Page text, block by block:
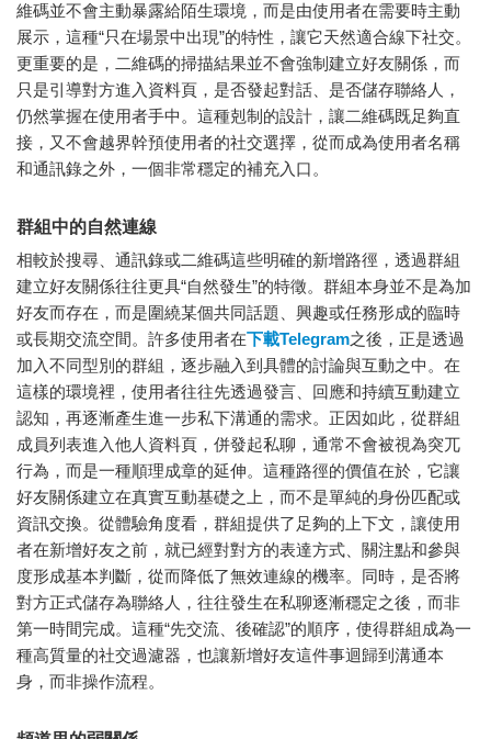
維碼並不會主動暴露給陌生環境，而是由使用者在需要時主動
展示，這種“只在場景中出現”的特性，讓它天然適合線下社交。
更重要的是，二維碼的掃描結果並不會強制建立好友關係，而
只是引導對方進入資料頁，是否發起對話、是否儲存聯絡人，
仍然掌握在使用者手中。這種剋制的設計，讓二維碼既足夠直
接，又不會越界幹預使用者的社交選擇，從而成為使用者名稱
和通訊錄之外，一個非常穩定的補充入口。
群組中的自然連線
相較於搜尋、通訊錄或二維碼這些明確的新增路徑，透過群組
建立好友關係往往更具“自然發生”的特徵。群組本身並不是為加
好友而存在，而是圍繞某個共同話題、興趣或任務形成的臨時
或長期交流空間。許多使用者在下載Telegram之後，正是透過
加入不同型別的群組，逐步融入到具體的討論與互動之中。在
這樣的環境裡，使用者往往先透過發言、回應和持續互動建立
認知，再逐漸產生進一步私下溝通的需求。正因如此，從群組
成員列表進入他人資料頁，併發起私聊，通常不會被視為突兀
行為，而是一種順理成章的延伸。這種路徑的價值在於，它讓
好友關係建立在真實互動基礎之上，而不是單純的身份匹配或
資訊交換。從體驗角度看，群組提供了足夠的上下文，讓使用
者在新增好友之前，就已經對對方的表達方式、關注點和參與
度形成基本判斷，從而降低了無效連線的機率。同時，是否將
對方正式儲存為聯絡人，往往發生在私聊逐漸穩定之後，而非
第一時間完成。這種“先交流、後確認”的順序，使得群組成為一
種高質量的社交過濾器，也讓新增好友這件事迴歸到溝通本
身，而非操作流程。